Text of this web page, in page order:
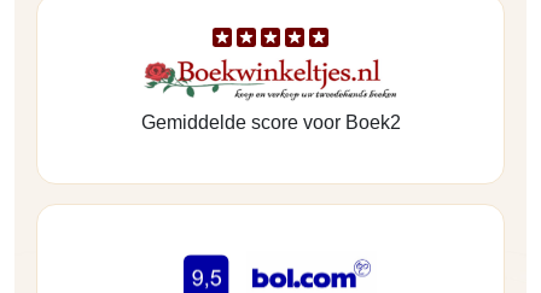
Gemiddelde score voor Boek2